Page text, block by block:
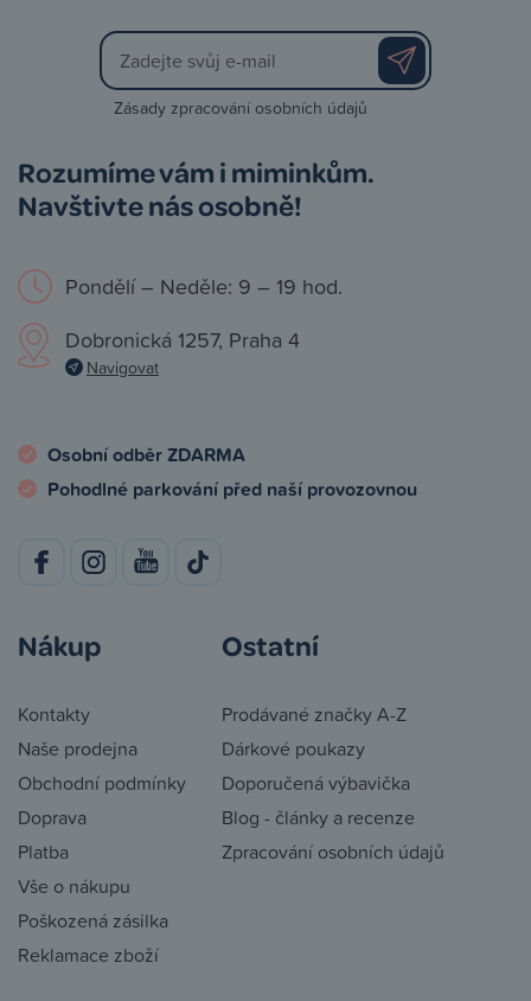
Zásady zpracování osobních údajů
Rozumíme vám i miminkům.
Navštivte nás osobně!
Pondělí – Neděle: 9 – 19 hod.
Dobronická 1257, Praha 4
Navigovat
Osobní odběr ZDARMA
Pohodlné parkování před naší provozovnou
Nákup
Kontakty
Naše prodejna
Obchodní podmínky
Doprava
Platba
Vše o nákupu
Poškozená zásilka
Reklamace zboží
Ostatní
Prodávané značky A-Z
Dárkové poukazy
Doporučená výbavička
Blog - články a recenze
Zpracování osobních údajů